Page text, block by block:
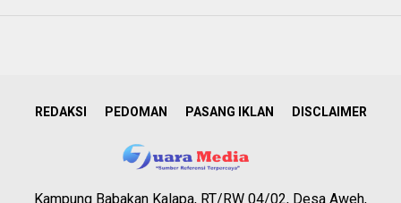
REDAKSI PEDOMAN PASANG IKLAN DISCLAIMER
Kampung Babakan Kalapa, RT/RW 04/02, Desa Aweh,